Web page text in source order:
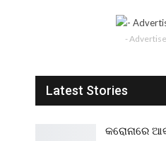
-
Latest Stories
କରୋନାରେ